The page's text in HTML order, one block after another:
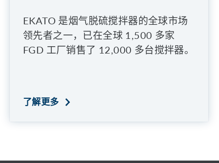
EKATO 是烟气脱硫搅拌器的全球市场
领先者之一，已在全球 1,500 多家
FGD 工厂销售了 12,000 多台搅拌器。
了解更多